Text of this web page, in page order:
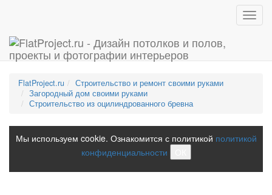
FlatProject.ru
Строительство и ремонт своими руками
Загородный дом своими руками
Строительство из оцилиндрованного бревна
Мы используем cookie. Ознакомится с политикой политикой
конфиденциальности